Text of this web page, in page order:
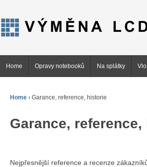
Home Opravy notebooků Na splátky
Home › Garance, reference, historie
Garance,
Nejpřesnější reference a recenze